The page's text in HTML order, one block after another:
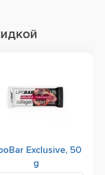
Exclusive, 50
g